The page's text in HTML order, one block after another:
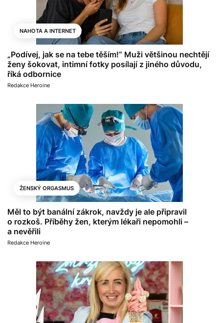
NAHOTA A INTERNET
„Podívej, jak se na tebe těším!“ Muži většinou nechtějí
ženy šokovat, intimní fotky posílají z jiného důvodu,
říká odbornice
Redakce Heroine
ŽENSKÝ ORGASMUS
Měl to být banální zákrok, navždy je ale připravil
o rozkoš. Příběhy žen, kterým lékaři nepomohli –
a nevěřili
Redakce Heroine